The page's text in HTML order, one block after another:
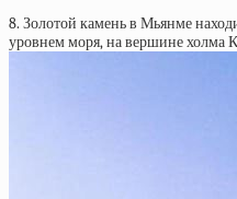
8. Золотой камень в Мьянме
уровнем моря, на вершине холма